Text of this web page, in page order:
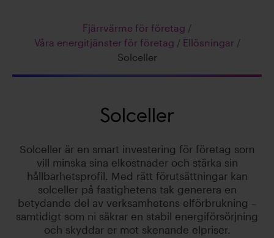
Fjärrvärme för företag /
Våra energitjänster för företag / Ellösningar /
Solceller
Solceller
Solceller är en smart investering för företag som
vill minska sina elkostnader och stärka sin
hållbarhetsprofil. Med rätt förutsättningar kan
solceller på fastighetens tak generera en
betydande del av verksamhetens elförbrukning –
samtidigt som ni säkrar en stabil energiförsörjning
och skyddar er mot skenande elpriser.